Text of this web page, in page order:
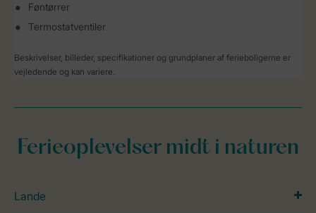
Føntørrer
Termostatventiler
Beskrivelser, billeder, specifikationer og grundplaner af ferieboligerne er
vejledende og kan variere.
Ferieoplevelser midt i naturen
Lande